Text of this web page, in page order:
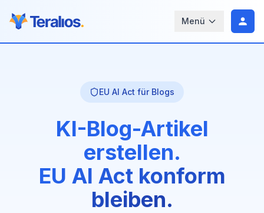
Menü
EU AI Act für Blogs
KI-Blog-Artikel
erstellen.
EU AI Act konform
bleiben.